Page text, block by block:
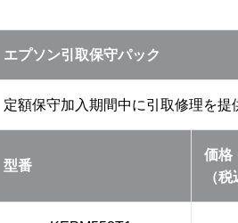
エプソン引取保守パック
定額保守加入期間中に引取修理を提
型番
価格
（税